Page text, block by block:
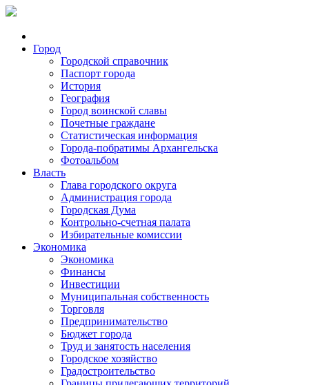
Город
Городской справочник
Паспорт города
История
География
Город воинской славы
Почетные граждане
Статистическая информация
Города-побратимы Архангельска
Фотоальбом
Власть
Глава городского округа
Администрация города
Городская Дума
Контрольно-счетная палата
Избирательные комиссии
Экономика
Экономика
Финансы
Инвестиции
Муниципальная собственность
Торговля
Предпринимательство
Бюджет города
Труд и занятость населения
Городское хозяйство
Градостроительство